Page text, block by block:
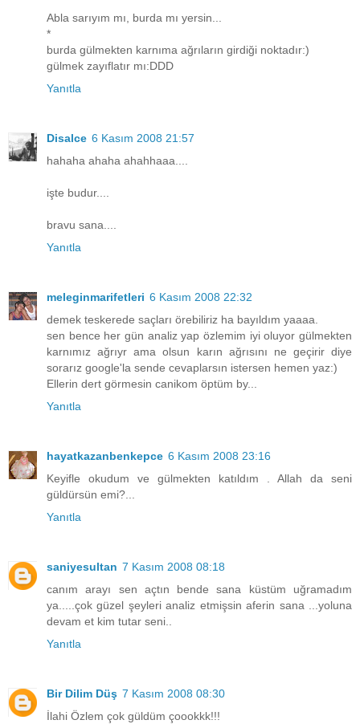
Abla sarıyım mı, burda mı yersin...
*
burda gülmekten karnıma ağrıların girdiği noktadır:)
gülmek zayıflatır mı:DDD
Yanıtla
Disalce 6 Kasım 2008 21:57
hahaha ahaha ahahhaaa....
işte budur....
bravu sana....
Yanıtla
meleginmarifetleri 6 Kasım 2008 22:32
demek teskerede saçları örebiliriz ha bayıldım yaaaa.
sen bence her gün analiz yap özlemim iyi oluyor gülmekten
karnımız ağrıyr ama olsun karın ağrısını ne geçirir diye
sorarız google'la sende cevaplarsın istersen hemen yaz:)
Ellerin dert görmesin canikom öptüm by...
Yanıtla
hayatkazanbenkepce 6 Kasım 2008 23:16
Keyifle okudum ve gülmekten katıldım . Allah da seni
güldürsün emi?...
Yanıtla
saniyesultan 7 Kasım 2008 08:18
canım arayı sen açtın bende sana küstüm uğramadım
ya.....çok güzel şeyleri analiz etmişsin aferin sana ...yoluna
devam et kim tutar seni..
Yanıtla
Bir Dilim Düş 7 Kasım 2008 08:30
İlahi Özlem çok güldüm çoookkk!!!